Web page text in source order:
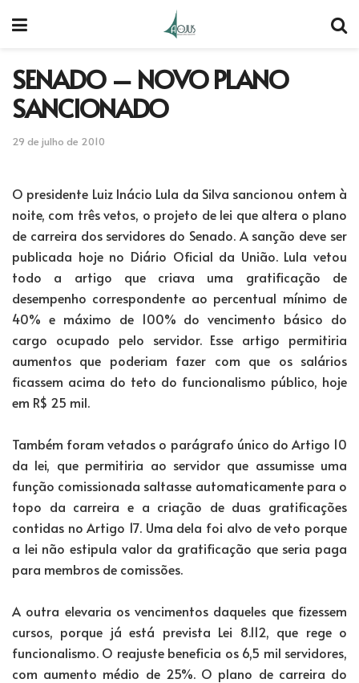
SENADO – NOVO PLANO
SANCIONADO
29 de julho de 2010
O presidente Luiz Inácio Lula da Silva sancionou ontem à
noite, com três vetos, o projeto de lei que altera o plano
de carreira dos servidores do Senado. A sanção deve ser
publicada hoje no Diário Oficial da União. Lula vetou
todo a artigo que criava uma gratificação de
desempenho correspondente ao percentual mínimo de
40% e máximo de 100% do vencimento básico do
cargo ocupado pelo servidor. Esse artigo permitiria
aumentos que poderiam fazer com que os salários
ficassem acima do teto do funcionalismo público, hoje
em R$ 25 mil.
Também foram vetados o parágrafo único do Artigo 10
da lei, que permitiria ao servidor que assumisse uma
função comissionada saltasse automaticamente para o
topo da carreira e a criação de duas gratificações
contidas no Artigo 17. Uma dela foi alvo de veto porque
a lei não estipula valor da gratificação que seria paga
para membros de comissões.
A outra elevaria os vencimentos daqueles que fizessem
cursos, porque já está prevista Lei 8.112, que rege o
funcionalismo. O reajuste beneficia os 6,5 mil servidores,
com aumento médio de 25%. O plano de carreira do